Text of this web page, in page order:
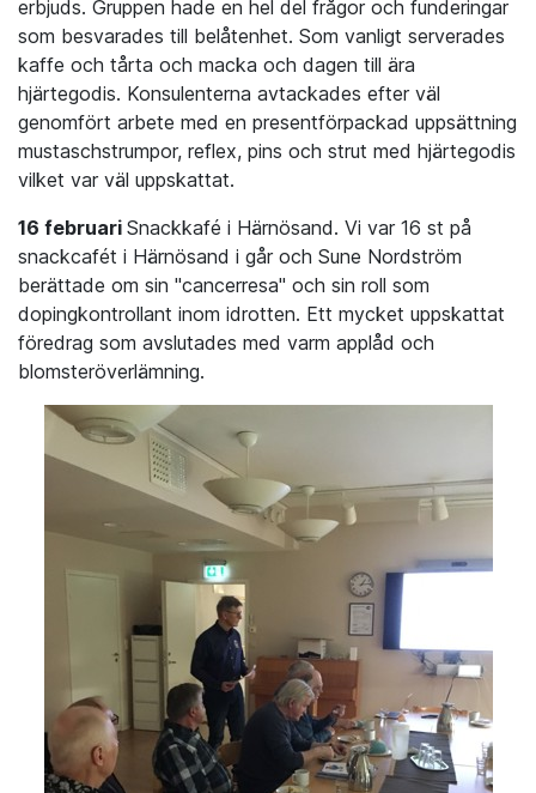
erbjuds. Gruppen hade en hel del frågor och funderingar
som besvarades till belåtenhet. Som vanligt serverades
kaffe och tårta och macka och dagen till ära
hjärtegodis. Konsulenterna avtackades efter väl
genomfört arbete med en presentförpackad uppsättning
mustaschstrumpor, reflex, pins och strut med hjärtegodis
vilket var väl uppskattat.
16 februari Snackkafé i Härnösand. Vi var 16 st på
snackcafét i Härnösand i går och Sune Nordström
berättade om sin "cancerresa" och sin roll som
dopingkontrollant inom idrotten. Ett mycket uppskattat
föredrag som avslutades med varm applåd och
blomsteröverlämning.